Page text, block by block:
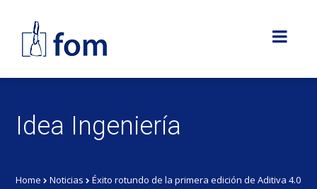
Idea Ingeniería
Home Noticias
Éxito rotundo de la primera edición de Aditiva 4.0